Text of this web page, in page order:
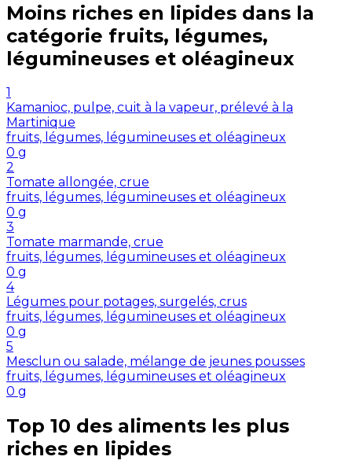
Moins riches en lipides dans la
catégorie fruits, légumes,
légumineuses et oléagineux
1
Kamanioc, pulpe, cuit à la vapeur, prélevé à la
Martinique
fruits, légumes, légumineuses et oléagineux
0 g
2
Tomate allongée, crue
fruits, légumes, légumineuses et oléagineux
0 g
3
Tomate marmande, crue
fruits, légumes, légumineuses et oléagineux
0 g
4
Légumes pour potages, surgelés, crus
fruits, légumes, légumineuses et oléagineux
0 g
5
Mesclun ou salade, mélange de jeunes pousses
fruits, légumes, légumineuses et oléagineux
0 g
Top 10 des aliments les plus
riches en lipides